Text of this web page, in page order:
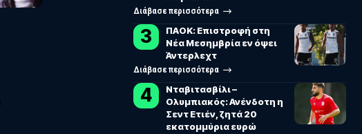
Διάβασε περισσότερα
ΠΑΟΚ: Επιστροφή στη
Νέα Μεσημβρία εν όψει
Άντερλεχτ
Διάβασε περισσότερα
Νταβιτασβίλι –
Ολυμπιακός: Ανένδοτη η
Σεντ Ετιέν, ζητά 20
εκατομμύρια ευρώ